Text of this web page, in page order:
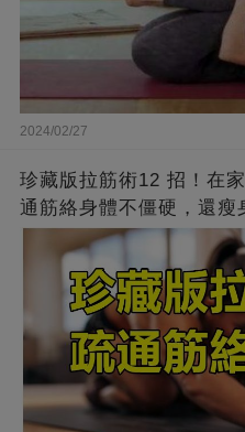
2024/02/27
珍藏版拉筋術12 招！在
通筋絡身體不僵硬，還瘦